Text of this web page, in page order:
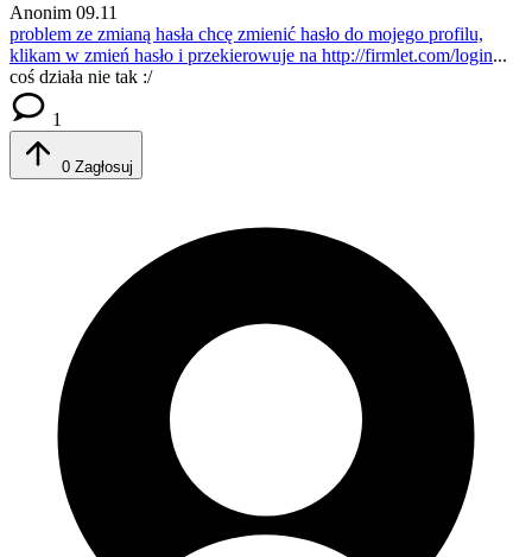
Anonim 09.11
problem ze zmianą hasła chcę zmienić hasło do mojego profilu,
klikam w zmień hasło i przekierowuje na http://firmlet.com/login...
coś działa nie tak :/
1
0 Zagłosuj